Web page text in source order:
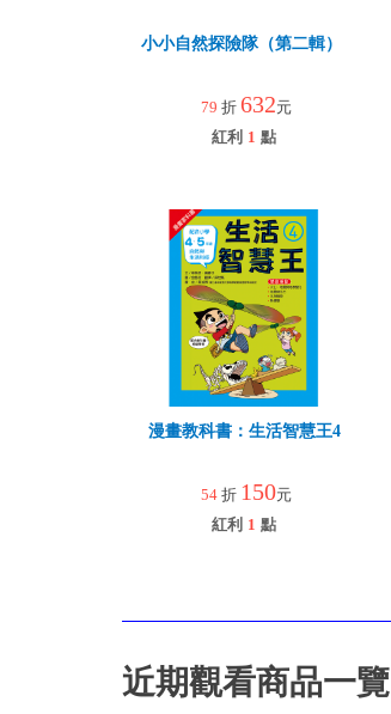
小小自然探險隊（第二輯）
79 折 632元
紅利 1 點
漫畫教科書：生活智慧王4
54 折 150元
紅利 1 點
近期觀看商品一覽